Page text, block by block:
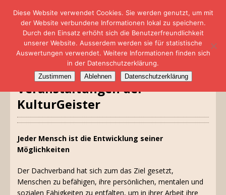
Veranstaltungen der
KulturGeister
Jeder Mensch ist die Entwicklung seiner
Möglichkeiten
Der Dachverband hat sich zum das Ziel gesetzt,
Menschen zu befähigen, ihre persönlichen, mentalen und
sozialen Fähigkeiten zu entfalten, um in ihrer Arbeit ihre
Diese Website verwendet Cookies. Sie werden genutzt, um mit
der Website verbundene Informationen lokal zu speichern.
Durch den Einsatz erhöht sich die Benutzerfreundlichkeit
unserer Website. Ausserdem werden sie für statistische
Auswertungen verwendet. Weitere Informationen finden sich
in der Datenschutzerklärung.
Zustimmen Ablehnen Datenschutzerklärung